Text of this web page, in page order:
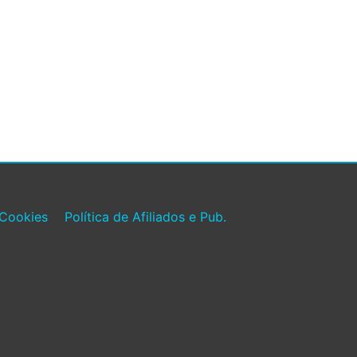
Política de Afiliados e Pub.